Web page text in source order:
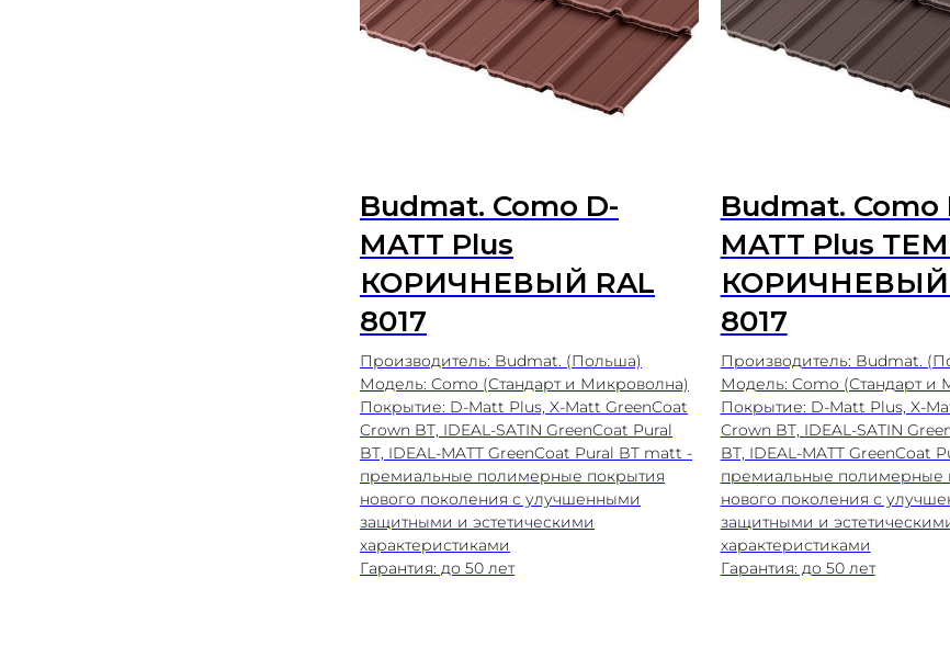
Budmat. Como D-
MATT Plus
КОРИЧНЕВЫЙ RAL
8017
Производитель: Budmat. (Польша)
Модель: Como (Стандарт и Микроволна)
Покрытие: D-Matt Plus, X-Matt GreenCoat
Crown BT, IDEAL-SATIN GreenCoat Pural
BT, IDEAL-MATT GreenCoat Pural BT matt -
премиальные полимерные покрытия
нового поколения с улучшенными
защитными и эстетическими
характеристиками
Гарантия: до 50 лет
Budmat. Como
MATT Plus
КОРИЧНЕВЫЙ
8017
Производитель: Budmat.
Модель: Como (Стандарт и
Покрытие: D-Matt Plus, X-
Crown BT, IDEAL-SATIN
BT, IDEAL-MATT GreenCoat
премиальные полимерные
нового поколения с
защитными и
характеристиками
Гарантия: до 50 лет